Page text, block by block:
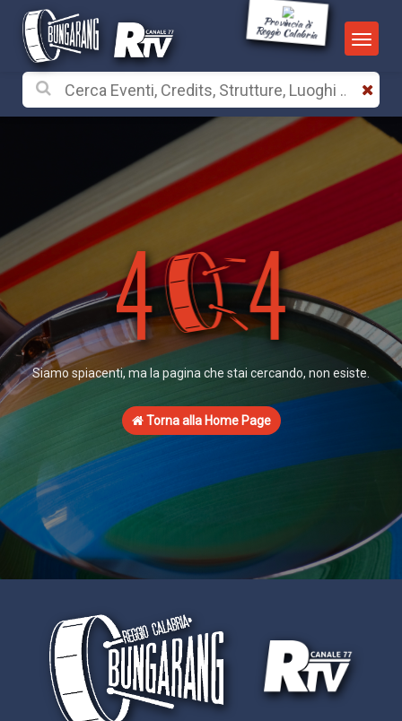
Provincia di
Reggio Calabria
Siamo spiacenti, ma la pagina che stai cercando, non esiste.
Torna alla Home Page